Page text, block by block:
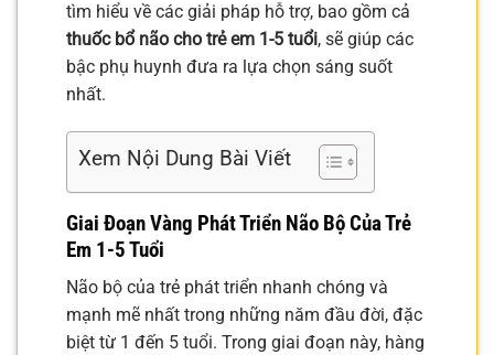
tìm hiểu về các giải pháp hỗ trợ, bao gồm cả
thuốc bổ não cho trẻ em 1-5 tuổi, sẽ giúp các
bậc phụ huynh đưa ra lựa chọn sáng suốt
nhất.
Xem Nội Dung Bài Viết
Giai Đoạn Vàng Phát Triển Não Bộ Của Trẻ
Em 1-5 Tuổi
Não bộ của trẻ phát triển nhanh chóng và
mạnh mẽ nhất trong những năm đầu đời, đặc
biệt từ 1 đến 5 tuổi. Trong giai đoạn này, hàng